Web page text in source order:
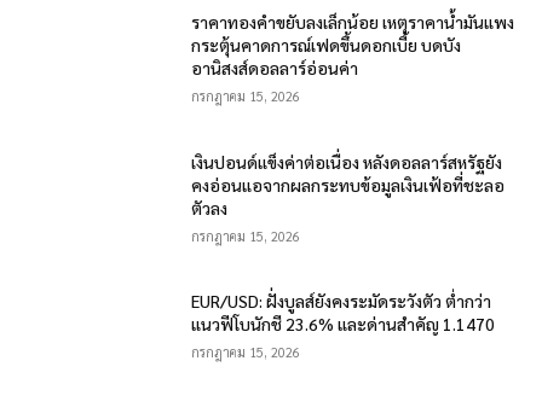
ราคาทองคำขยับลงเล็กน้อย เหตุราคาน้ำมันแพง
กระตุ้นคาดการณ์เฟดขึ้นดอกเบี้ย บดบัง
อานิสงส์ดอลลาร์อ่อนค่า
กรกฎาคม 15, 2026
เงินปอนด์แข็งค่าต่อเนื่อง หลังดอลลาร์สหรัฐยัง
คงอ่อนแอจากผลกระทบข้อมูลเงินเฟ้อที่ชะลอ
ตัวลง
กรกฎาคม 15, 2026
EUR/USD: ฝั่งบูลส์ยังคงระมัดระวังตัว ต่ำกว่า
แนวฟีโบนักชี 23.6% และด่านสำคัญ 1.1470
กรกฎาคม 15, 2026